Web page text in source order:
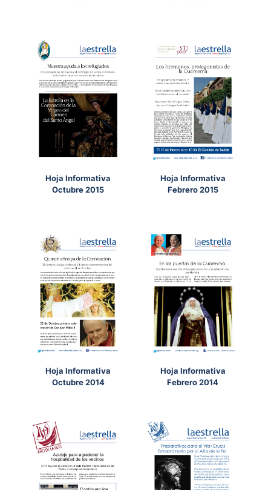
Hoja Informativa
Octubre 2015
Hoja Informativa
Febrero 2015
Hoja Informativa
Octubre 2014
Hoja Informativa
Febrero 2014